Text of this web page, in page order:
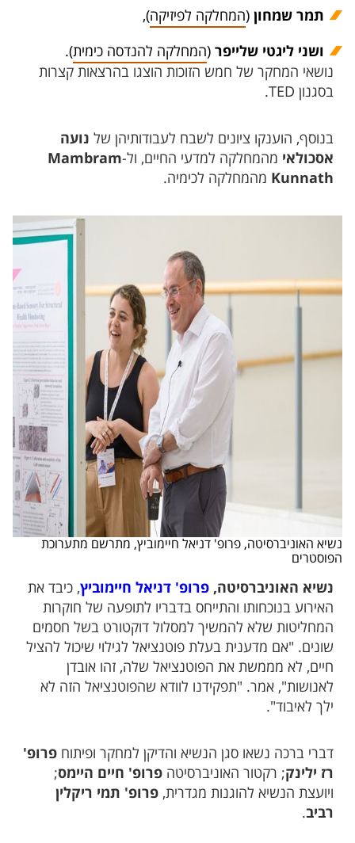
תמר שמחון (המחלקה לפיזיקה),
ושני ליגטי שלייפר (המחלקה להנדסה כימית).
נושאי המחקר של חמש הזוכות הוצגו בהרצאות קצרות
בסגנון TED.
בנוסף, הוענקו ציונים לשבח לעבודותיהן של נועה
אסכולאי מהמחלקה למדעי החיים, ול-Mambram
Kunnath מהמחלקה לכימיה.
נשיא האוניברסיטה, פרופ' דניאל חיימוביץ, מתרשם מתערוכת
הפוסטרים
נשיא האוניברסיטה,פרופ' דניאל חיימוביץ, כיבד את
האירוע בנוכחותו והתייחס בדבריו לתופעה של חוקרות
המחליטות שלא להמשיך למסלול דוקטורט בשל חסמים
שונים. "אם מדענית בעלת פוטנציאל לגילוי שיכול להציל
חיים, לא מממשת את הפוטנציאל שלה, זהו אובדן
לאנושות", אמר. "תפקידנו לוודא שהפוטנציאל הזה לא
ילך לאיבוד".
דברי ברכה נשאו סגן הנשיא והדיקן למחקר ופיתוחפרופ'
רז ילינק; רקטור האוניברסיטהפרופ' חיים היימס;
ויועצת הנשיא להוגנות מגדרית,פרופ' תמי ריקלין
רביב.